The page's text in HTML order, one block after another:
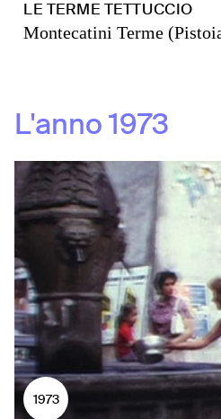
LE TERME TETTUCCIO
Montecatini Terme
L'anno1973
1973